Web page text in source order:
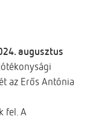
augusztus
az Erős Antónia
fel. A